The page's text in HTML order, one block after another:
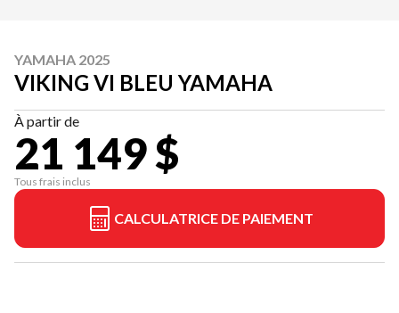
YAMAHA 2025
VIKING VI BLEU YAMAHA
À partir de
21 149 $
Tous frais inclus
CALCULATRICE DE PAIEMENT